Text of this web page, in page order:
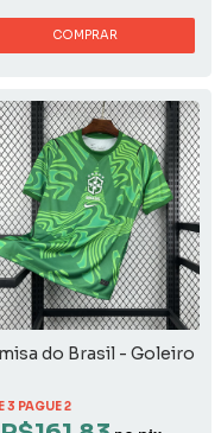
COMPRAR
do Brasil - Goleiro
3 PAGUE 2